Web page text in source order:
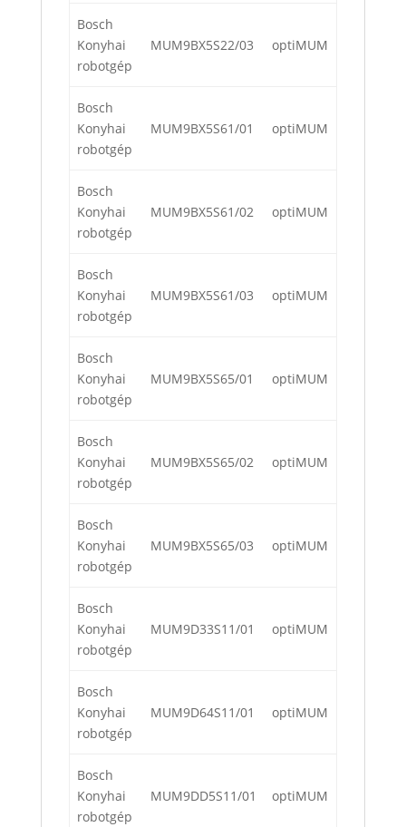
Bosch
Konyhai
robotgép
MUM9BX5S22/03 optiMUM
Bosch
Konyhai
robotgép
MUM9BX5S61/01 optiMUM
Bosch
Konyhai
robotgép
MUM9BX5S61/02 optiMUM
Bosch
Konyhai
robotgép
MUM9BX5S61/03 optiMUM
Bosch
Konyhai
robotgép
MUM9BX5S65/01 optiMUM
Bosch
Konyhai
robotgép
MUM9BX5S65/02 optiMUM
Bosch
Konyhai
robotgép
MUM9BX5S65/03 optiMUM
Bosch
Konyhai
robotgép
MUM9D33S11/01 optiMUM
Bosch
Konyhai
robotgép
MUM9D64S11/01 optiMUM
Bosch
Konyhai
robotgép
MUM9DD5S11/01 optiMUM